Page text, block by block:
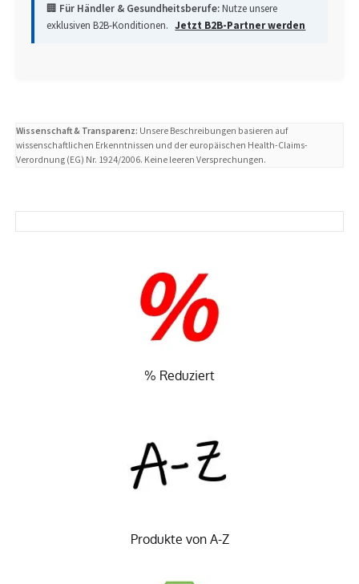
🏢 Für Händler & Gesundheitsberufe:Nutze unsere
exklusiven B2B-Konditionen. Jetzt B2B-Partner werden
Wissenschaft & Transparenz: Unsere Beschreibungen basieren auf
wissenschaftlichen Erkenntnissen und der europäischen Health-Claims-
Verordnung (EG) Nr. 1924/2006. Keine leeren Versprechungen.
% Reduziert
Produkte von A-Z